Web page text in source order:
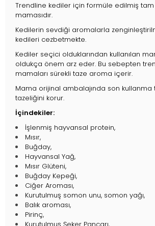
Trendline kediler için formüle edilmiş
mamasıdır.
Kedilerin sevdiği aromalarla
kedileri cezbetmekte.
Kediler seçici olduklarından kullanılan
oldukça önem arz eder. Bu sebepten
mamaları sürekli taze aroma içerir.
Mama orijinal ambalajında son
tazeliğini korur.
İçindekiler:
İşlenmiş hayvansal protein,
Mısır,
Buğday,
Hayvansal Yağ,
Mısır Glüteni,
Buğday Kepeği,
Ciğer Aroması,
Kurutulmuş somon unu, somon yağı,
Balık aroması,
Pirinç,